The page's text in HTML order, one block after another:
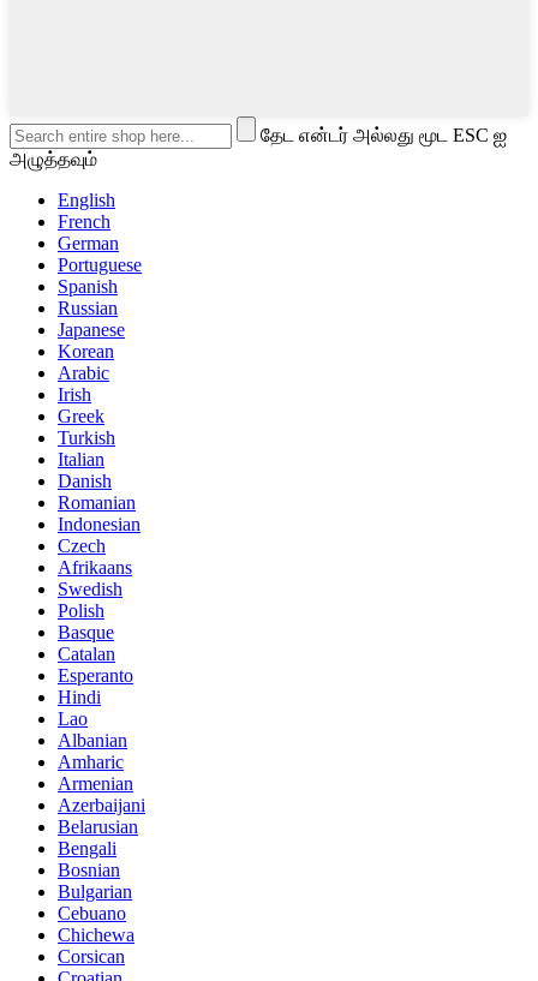
தேட என்டர் அல்லது மூட ESC ஐ
அழுத்தவும்
English
French
German
Portuguese
Spanish
Russian
Japanese
Korean
Arabic
Irish
Greek
Turkish
Italian
Danish
Romanian
Indonesian
Czech
Afrikaans
Swedish
Polish
Basque
Catalan
Esperanto
Hindi
Lao
Albanian
Amharic
Armenian
Azerbaijani
Belarusian
Bengali
Bosnian
Bulgarian
Cebuano
Chichewa
Corsican